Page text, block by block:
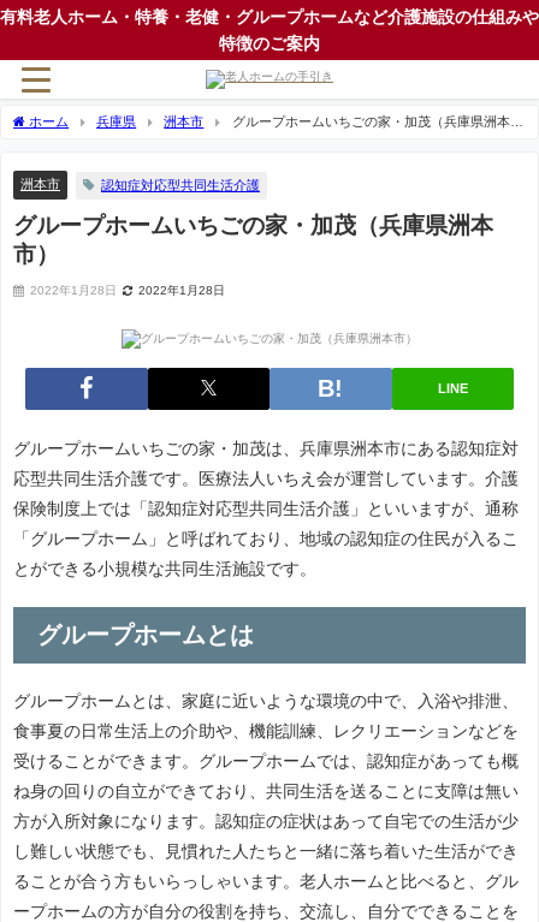
有料老人ホーム・特養・老健・グループホームなど介護施設の仕組みや
特徴のご案内
ホーム 兵庫県 洲本市
グループホームいちごの家・加茂（兵庫県洲本
洲本市 認知症対応型共同生活介護
グループホームいちごの家・加茂（兵庫県洲本
市）
2022年1月28日 2022年1月28日
LINE
グループホームいちごの家・加茂は、兵庫県洲本市にある認知症対
応型共同生活介護です。医療法人いちえ会が運営しています。介護
保険制度上では「認知症対応型共同生活介護」といいますが、通称
「グループホーム」と呼ばれており、地域の認知症の住民が入るこ
とができる小規模な共同生活施設です。
グループホームとは
グループホームとは、家庭に近いような環境の中で、入浴や排泄、
食事夏の日常生活上の介助や、機能訓練、レクリエーションなどを
受けることができます。グループホームでは、認知症があっても概
ね身の回りの自立ができており、共同生活を送ることに支障は無い
方が入所対象になります。認知症の症状はあって自宅での生活が少
し難しい状態でも、見慣れた人たちと一緒に落ち着いた生活ができ
ることが合う方もいらっしゃいます。老人ホームと比べると、グル
ープホームの方が自分の役割を持ち、交流し、自分でできることを